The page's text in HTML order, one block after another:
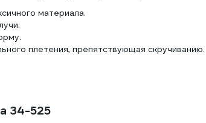
материала.
плетения, препятствующая скручиванию.
34-525